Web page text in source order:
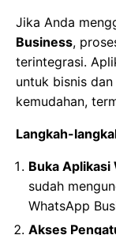
Jika Anda
Business,
terintegrasi.
untuk bisnis
kemudahan,
Langkah-
Buka
sudah
WhatsApp
Akses